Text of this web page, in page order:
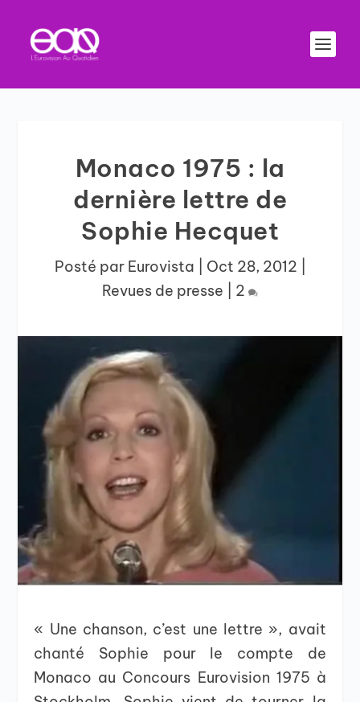
Monaco 1975 : la
dernière lettre de
Sophie Hecquet
Posté par Eurovista Oct 28, 2012
Revues de presse
2
« Une chanson, c’est une lettre », avait
chanté Sophie pour le compte de
Monaco au Concours Eurovision 1975 à